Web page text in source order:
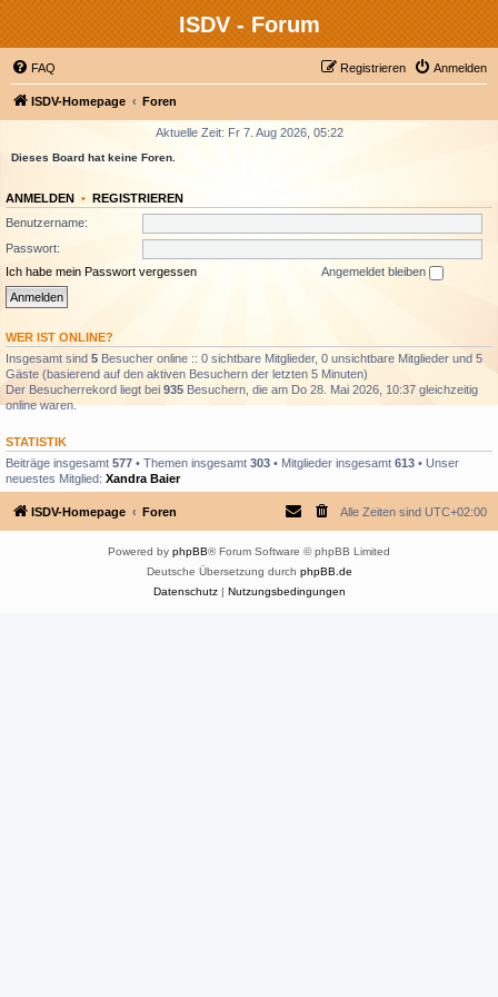
ISDV - Forum
FAQ Anmelden
Registrieren
ISDV-Homepage Foren
Aktuelle Zeit: Fr 7. Aug 2026, 05:22
Dieses Board hat keine Foren.
ANMELDEN • REGISTRIEREN
Benutzername:
Passwort:
Ich habe mein Passwort vergessen
Angemeldet bleiben
WER IST ONLINE?
Insgesamt sind 5 Besucher online :: 0 sichtbare Mitglieder, 0 unsichtbare Mitglieder und 5
Gäste (basierend auf den aktiven Besuchern der letzten 5 Minuten)
Der Besucherrekord liegt bei 935 Besuchern, die am Do 28. Mai 2026, 10:37 gleichzeitig
online waren.
STATISTIK
Beiträge insgesamt 577 • Themen insgesamt 303 • Mitglieder insgesamt 613 • Unser
neuestes Mitglied: Xandra Baier
ISDV-Homepage Foren Alle Zeiten sind UTC+02:00
Powered by phpBB® Forum Software © phpBB Limited
Deutsche Übersetzung durch phpBB.de
Datenschutz| Nutzungsbedingungen